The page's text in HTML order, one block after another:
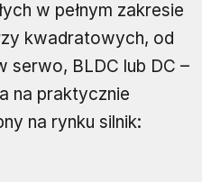
w pełnym zakresie
kwadratowych, od
serwo, BLDC lub DC –
na praktycznie
na rynku silnik: